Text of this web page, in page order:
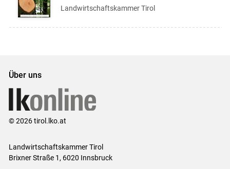
Landwirtschaftskammer Tirol
Über uns
© 2026 tirol.lko.at
Landwirtschaftskammer Tirol
Brixner Straße 1, 6020 Innsbruck